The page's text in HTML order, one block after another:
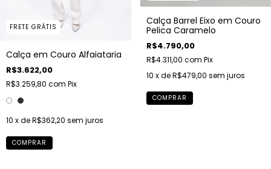
FRETE GRÁTIS
Calça em Couro Alfaiataria
R$3.622,00
R$3.259,80 com Pix
10 x deR$362,20 sem juros
COMPRAR
Calça Barrel Eixo em Couro
Pelica Caramelo
R$4.790,00
R$4.311,00 com Pix
10 x deR$479,00 sem juros
COMPRAR